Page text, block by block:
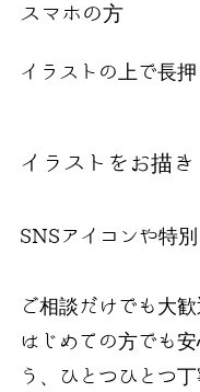
スマホの方
イラストの上で長押
イラストをお描き
SNSアイコンや特
ご相談だけでも大歓
はじめての方でも
う、ひとつひとつ